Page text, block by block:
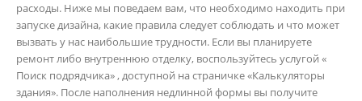
расходы. Ниже мы поведаем вам, что необходимо находить при
запуске дизайна, какие правила следует соблюдать и что может
вызвать у нас наибольшие трудности. Если вы планируете
ремонт либо внутреннюю отделку, воспользуйтесь услугой «
Поиск подрядчика» , доступной на страничке «Калькуляторы
здания». После наполнения недлинной формы вы получите